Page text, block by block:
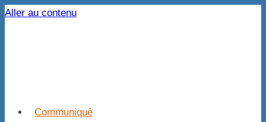
Aller au contenu
Communiqué